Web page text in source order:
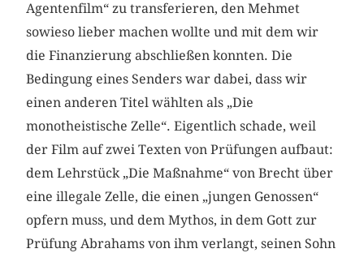
Agentenfilm“ zu transferieren, den Mehmet
sowieso lieber machen wollte und mit dem wir
die Finanzierung abschließen konnten. Die
Bedingung eines Senders war dabei, dass wir
einen anderen Titel wählten als „Die
monotheistische Zelle“. Eigentlich schade, weil
der Film auf zwei Texten von Prüfungen aufbaut:
dem Lehrstück „Die Maßnahme“ von Brecht über
eine illegale Zelle, die einen „jungen Genossen“
opfern muss, und dem Mythos, in dem Gott zur
Prüfung Abrahams von ihm verlangt, seinen Sohn